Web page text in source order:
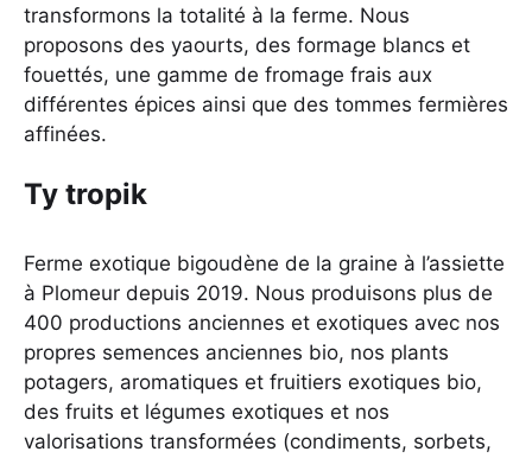
transformons la totalité à la ferme. Nous
proposons des yaourts, des formage blancs et
fouettés, une gamme de fromage frais aux
différentes épices ainsi que des tommes fermières
affinées.
Ty tropik
Ferme exotique bigoudène de la graine à l’assiette
à Plomeur depuis 2019. Nous produisons plus de
400 productions anciennes et exotiques avec nos
propres semences anciennes bio, nos plants
potagers, aromatiques et fruitiers exotiques bio,
des fruits et légumes exotiques et nos
valorisations transformées (condiments, sorbets,